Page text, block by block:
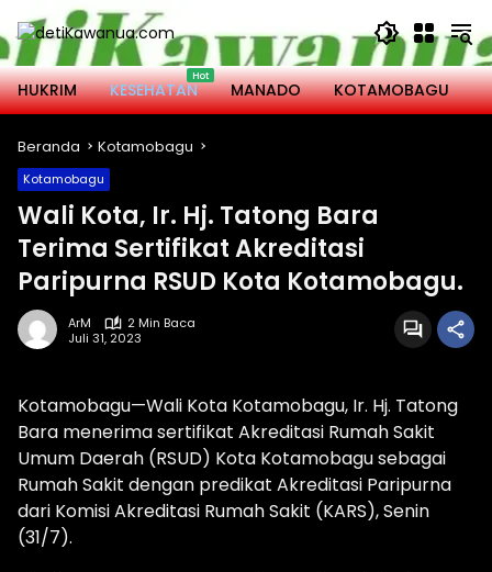
Langsung
ke
konten
HUKRIM
KESEHATAN MANADO KOTAMOBAGU
Beranda Kotamobagu
Kotamobagu
Wali Kota, Ir. Hj. Tatong Bara
Terima Sertifikat Akreditasi
Paripurna RSUD Kota Kotamobagu.
ArM
2 Min Baca
Juli 31, 2023
Kotamobagu—Wali Kota Kotamobagu, Ir. Hj. Tatong
Bara menerima sertifikat Akreditasi Rumah Sakit
Umum Daerah (RSUD) Kota Kotamobagu sebagai
Rumah Sakit dengan predikat Akreditasi Paripurna
dari Komisi Akreditasi Rumah Sakit (KARS), Senin
(31/7).